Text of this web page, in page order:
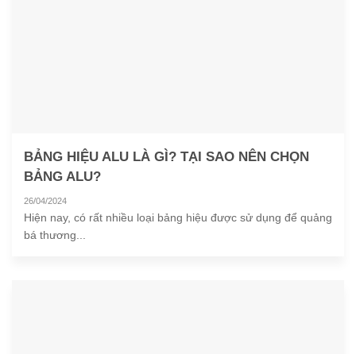
BẢNG HIỆU ALU LÀ GÌ? TẠI SAO NÊN CHỌN
BẢNG ALU?
26/04/2024
Hiện nay, có rất nhiều loại bảng hiệu được sử dụng để quảng
bá thương...